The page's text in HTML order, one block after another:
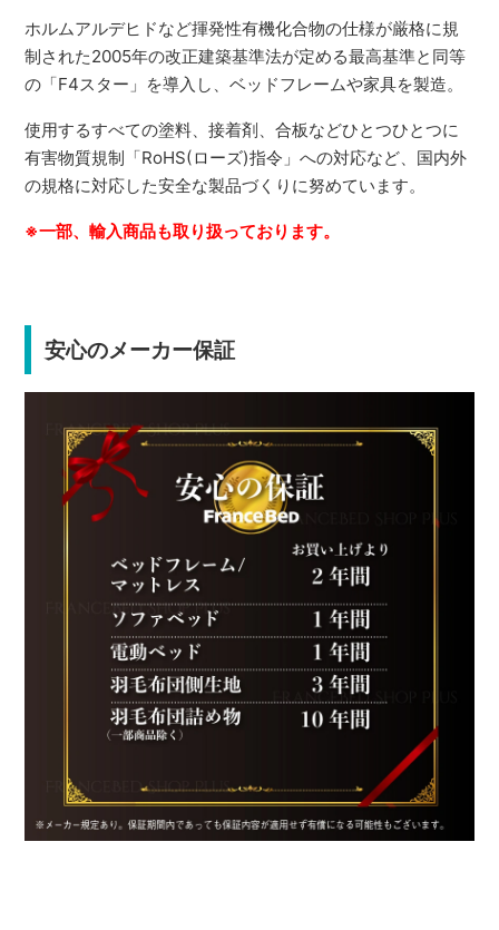
ホルムアルデヒドなど揮発性有機化合物の仕様が厳格に規
制された2005年の改正建築基準法が定める最高基準と同等
の「F4スター」を導入し、ベッドフレームや家具を製造。
使用するすべての塗料、接着剤、合板などひとつひとつに
有害物質規制「RoHS(ローズ)指令」への対応など、国内外
の規格に対応した安全な製品づくりに努めています。
※一部、輸入商品も取り扱っております。
安心のメーカー保証